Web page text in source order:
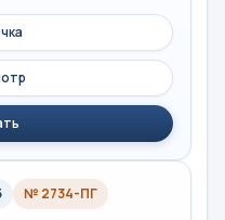
№ 2734-ПГ